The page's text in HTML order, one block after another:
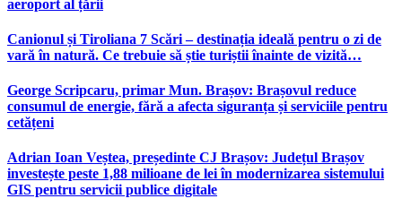
aeroport al țării
Canionul și Tiroliana 7 Scări – destinația ideală pentru o zi de
vară în natură. Ce trebuie să știe turiștii înainte de vizită…
George Scripcaru, primar Mun. Brașov: Brașovul reduce
consumul de energie, fără a afecta siguranța și serviciile pentru
cetățeni
Adrian Ioan Veștea, președinte CJ Brașov: Județul Brașov
investește peste 1,88 milioane de lei în modernizarea sistemului
GIS pentru servicii publice digitale